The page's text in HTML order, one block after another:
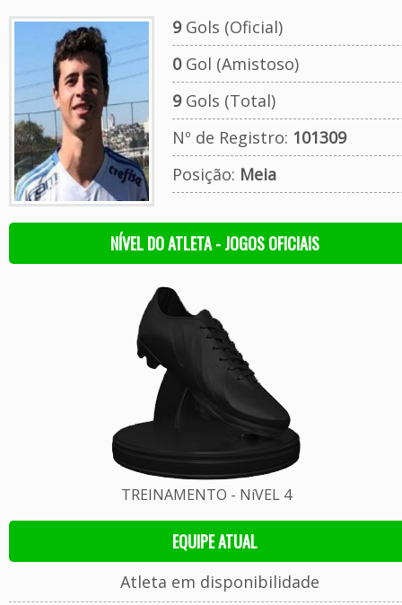
9Gols (Oficial)
0Gol (Amistoso)
9Gols (Total)
Nº de Registro: 101309
Posição: Meia
NÍVEL DO ATLETA - JOGOS OFICIAIS
TREINAMENTO - NíVEL 4
EQUIPE ATUAL
Atleta em disponibilidade